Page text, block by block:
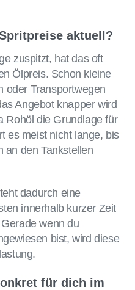
aktuell?
zuspitzt, hat das oft
Ölpreis. Schon kleine
oder Transportwegen
Angebot knapper wird
Rohöl die Grundlage für
es meist nicht lange, bis
an den Tankstellen
dadurch eine
innerhalb kurzer Zeit
wenn du
bist, wird diese
für dich im